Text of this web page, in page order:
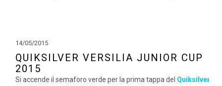
14/05/2015
QUIKSILVER VERSILIA JUNIOR CUP
2015
Si accende il semaforo verde per la prima tappa del Quiksilver